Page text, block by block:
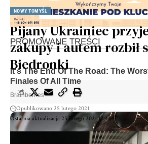
NOWY TOMYŚL
Pijany Ukrainiec
zakupy i autem rozbił
Biedronki
Ostatnia aktualizacja 25 lutego 2021 12:44
Opublikowano 25 lutego 2021